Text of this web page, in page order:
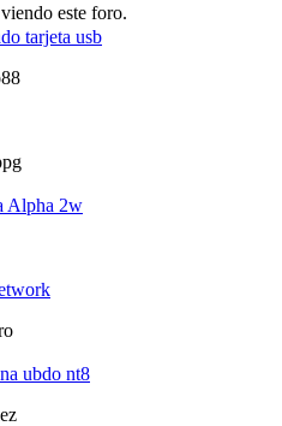
este foro.
tarjeta usb
Alpha 2w
ubdo nt8